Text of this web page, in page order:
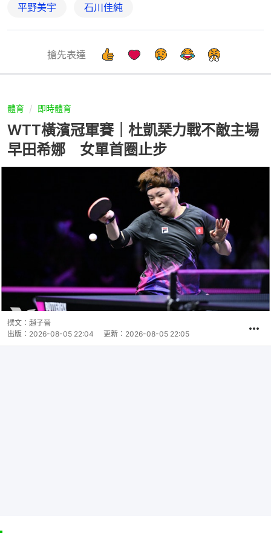
平野美宇 石川佳純
搶先表達
體育 即時體育
WTT橫濱冠軍賽｜杜凱琹力戰不敵主場
早田希娜 女單首圈止步
撰文： 趙子晉
出版： 2026-08-05 22:04 更新： 2026-08-05 22:05